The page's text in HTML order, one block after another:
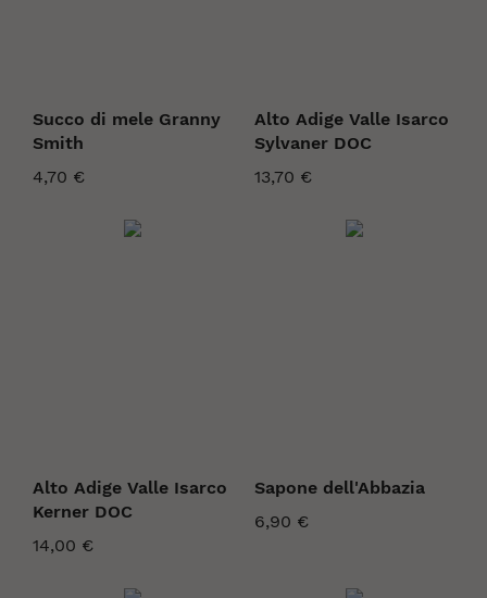
Succo di mele Granny
Smith
4,70 €
Alto Adige Valle Isarco
Sylvaner DOC
13,70 €
Alto Adige Valle Isarco
Kerner DOC
14,00 €
Sapone dell'Abbazia
6,90 €